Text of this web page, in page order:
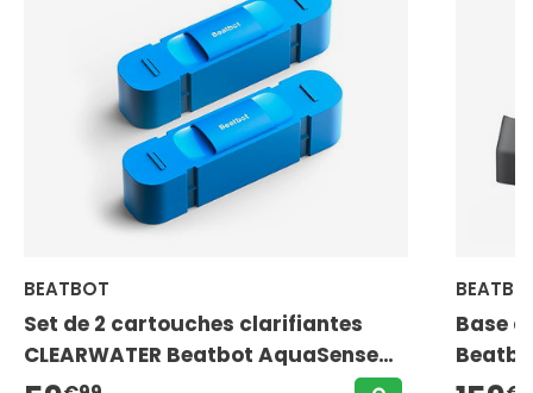
BEATBOT
Set de 2 cartouches clarifiantes
CLEARWATER Beatbot AquaSense
Pro
Base